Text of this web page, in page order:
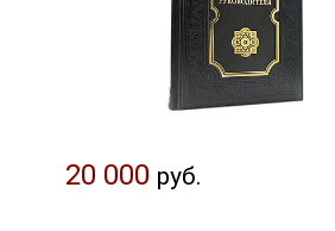
20 000 руб.